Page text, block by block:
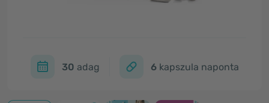
30 adag 6kapszula naponta